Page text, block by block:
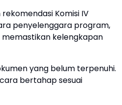
Komisi IV
penyelenggara program,
memastikan kelengkapan
yang belum terpenuhi.
bertahap sesuai